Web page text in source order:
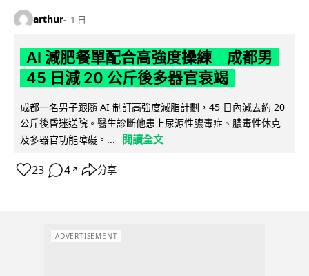
arthur 1 日
AI 減肥餐單配合高強度操練 成都男
45 日減 20 公斤後多器官衰竭
成都一名男子跟隨 AI 制訂高強度減脂計劃，45 日內減去約 20
公斤後昏迷送院。醫生診斷他患上尿源性膿毒症、膿毒性休克
及多器官功能障礙。...
閱讀全文
23 4 ↗ 分享
ADVERTISEMENT